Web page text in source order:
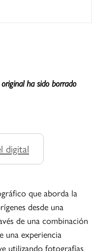
ha sido borrado
digital
que aborda la
desde una
de una combinación
una experiencia
utilizando fotografías